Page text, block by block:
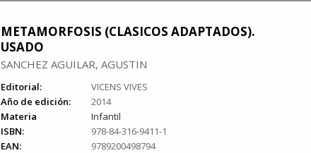
METAMORFOSIS (CLASICOS ADAPTADOS).
USADO
SANCHEZ AGUILAR, AGUSTIN
Editorial:
VICENS VIVES
Año de edición:
2014
Materia
Infantil
ISBN:
978-84-316-9411-1
EAN:
9789200498794